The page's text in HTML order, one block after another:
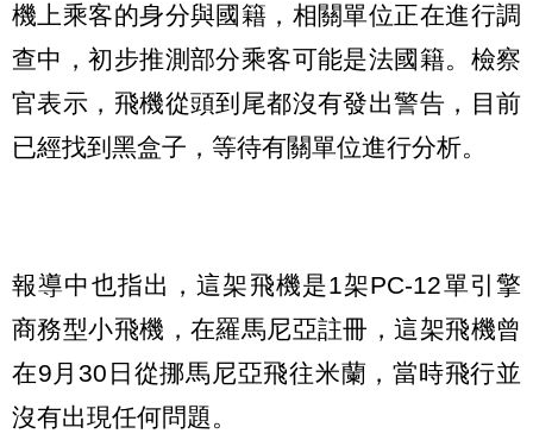
機上乘客的身分與國籍，相關單位正在進行調
查中，初步推測部分乘客可能是法國籍。檢察
官表示，飛機從頭到尾都沒有發出警告，目前
已經找到黑盒子，等待有關單位進行分析。
報導中也指出，這架飛機是1架PC-12單引擎
商務型小飛機，在羅馬尼亞註冊，這架飛機曾
在9月30日從挪馬尼亞飛往米蘭，當時飛行並
沒有出現任何問題。